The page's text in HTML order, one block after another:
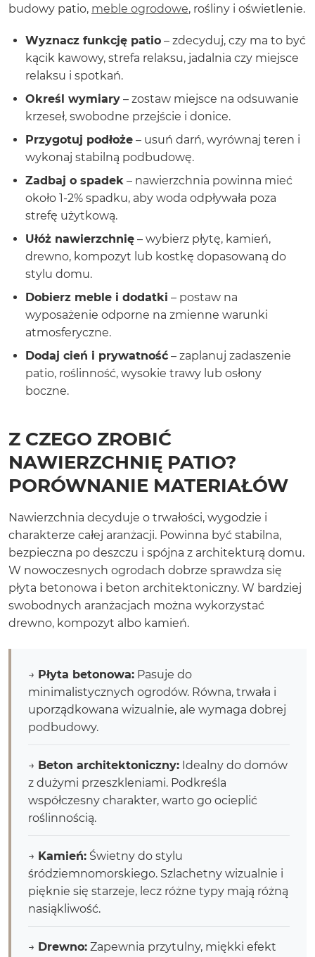
budowy patio, meble ogrodowe, rośliny i oświetlenie.
Wyznacz funkcję patio – zdecyduj, czy ma to być
kącik kawowy, strefa relaksu, jadalnia czy miejsce
relaksu i spotkań.
Określ wymiary – zostaw miejsce na odsuwanie
krzeseł, swobodne przejście i donice.
Przygotuj podłoże – usuń darń, wyrównaj teren i
wykonaj stabilną podbudowę.
Zadbaj o spadek – nawierzchnia powinna mieć
około 1-2% spadku, aby woda odpływała poza
strefę użytkową.
Ułóż nawierzchnię – wybierz płytę, kamień,
drewno, kompozyt lub kostkę dopasowaną do
stylu domu.
Dobierz meble i dodatki – postaw na
wyposażenie odporne na zmienne warunki
atmosferyczne.
Dodaj cień i prywatność – zaplanuj zadaszenie
patio, roślinność, wysokie trawy lub osłony
boczne.
Z CZEGO ZROBIĆ
NAWIERZCHNIĘ PATIO?
PORÓWNANIE MATERIAŁÓW
Nawierzchnia decyduje o trwałości, wygodzie i
charakterze całej aranżacji. Powinna być stabilna,
bezpieczna po deszczu i spójna z architekturą domu.
W nowoczesnych ogrodach dobrze sprawdza się
płyta betonowa i beton architektoniczny. W bardziej
swobodnych aranżacjach można wykorzystać
drewno, kompozyt albo kamień.
→ Płyta betonowa: Pasuje do
minimalistycznych ogrodów. Równa, trwała i
uporządkowana wizualnie, ale wymaga dobrej
podbudowy.
→ Beton architektoniczny: Idealny do domów
z dużymi przeszkleniami. Podkreśla
współczesny charakter, warto go ocieplić
roślinnością.
→ Kamień: Świetny do stylu
śródziemnomorskiego. Szlachetny wizualnie i
pięknie się starzeje, lecz różne typy mają różną
nasiąkliwość.
→ Drewno: Zapewnia przytulny, miękki efekt